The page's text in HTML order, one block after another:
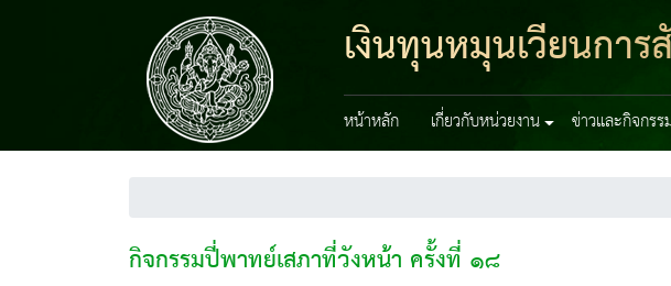
เงินทุนหมุนเวียนการ
หน้าหลัก เกี่ยวกับหน่วยงาน ข่าวและกิจกรร
กิจกรรมปี่พาทย์เสภาที่วังหน้า ครั้งที่ ๑๘